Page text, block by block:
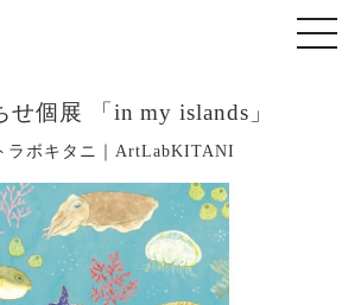
せ個展 「in my islands」
ラボキタニ｜ArtLabKITANI